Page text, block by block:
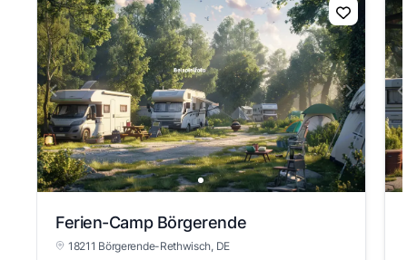
Ferien-Camp Börgerende
18211 Börgerende-Rethwisch, DE